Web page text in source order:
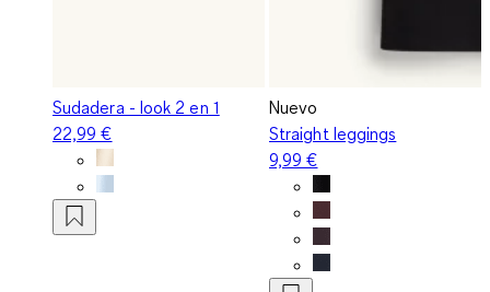
Sudadera - look 2 en 1
22,99 €
Nuevo
Straight leggings
9,99 €